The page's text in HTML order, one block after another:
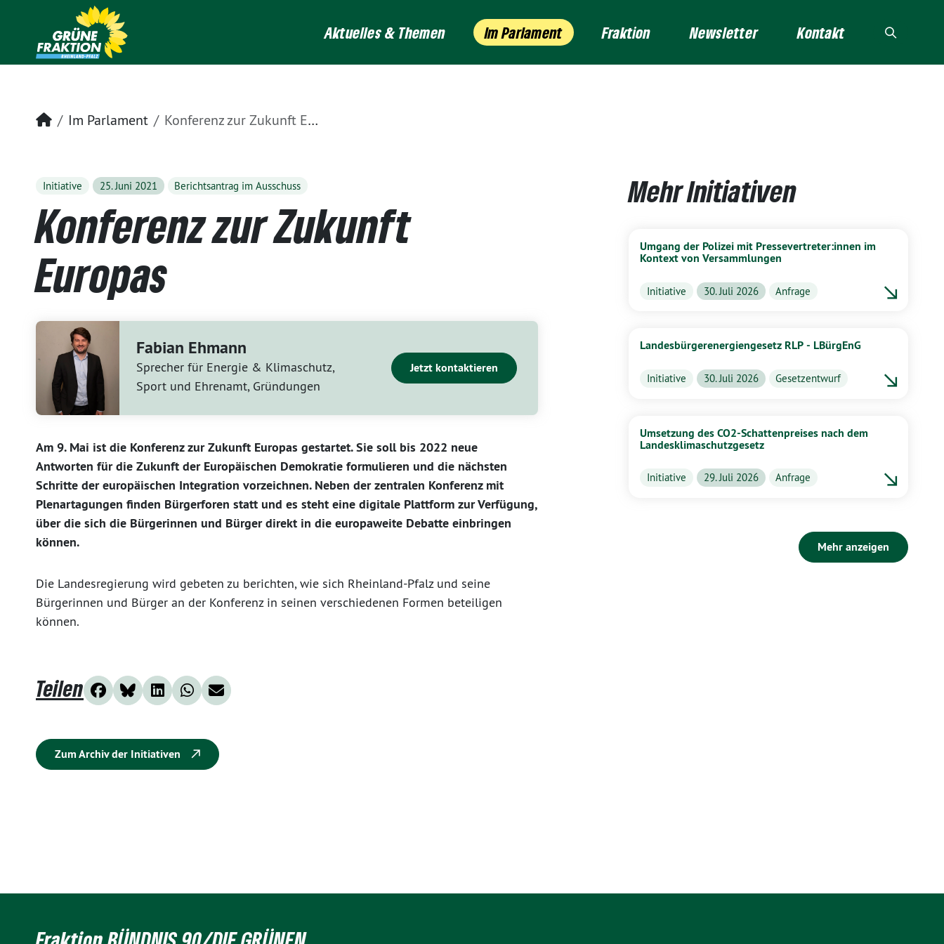
Aktuelles & Themen Im Parlament Fraktion Newsletter Kontakt
Startseite
Im Parlament Konferenz zur Zukunft Europas
Initiative 25. Juni 2021 Berichtsantrag im Ausschuss
Konferenz zur Zukunft
Europas
Fabian Ehmann
Sprecher für Energie & Klimaschutz,
Sport und Ehrenamt, Gründungen
Jetzt kontaktieren
Am 9. Mai ist die Konferenz zur Zukunft Europas gestartet. Sie soll bis 2022 neue
Antworten für die Zukunft der Europäischen Demokratie formulieren und die nächsten
Schritte der europäischen Integration vorzeichnen. Neben der zentralen Konferenz mit
Plenartagungen finden Bürgerforen statt und es steht eine digitale Plattform zur Verfügung,
über die sich die Bürgerinnen und Bürger direkt in die europaweite Debatte einbringen
können.
Die Landesregierung wird gebeten zu berichten, wie sich Rheinland-Pfalz und seine
Bürgerinnen und Bürger an der Konferenz in seinen verschiedenen Formen beteiligen
können.
Teilen
Zum Archiv der Initiativen
Mehr Initiativen
Umgang der Polizei mit Pressevertreter:innen im
Kontext von Versammlungen
Initiative 30. Juli 2026 Anfrage
Landesbürgerenergiengesetz RLP - LBürgEnG
Initiative 30. Juli 2026 Gesetzentwurf
Umsetzung des CO2-Schattenpreises nach dem
Landesklimaschutzgesetz
Initiative 29. Juli 2026 Anfrage
Mehr anzeigen